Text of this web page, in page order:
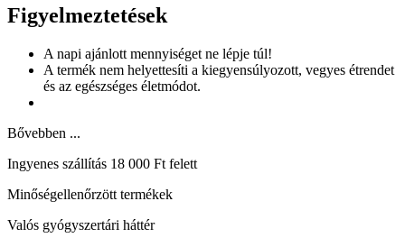
Figyelmeztetések
A napi ajánlott mennyiséget ne lépje túl!
A termék nem helyettesíti a kiegyensúlyozott, vegyes étrendet
és az egészséges életmódot.
Bővebben ...
Ingyenes szállítás 18 000 Ft felett
Minőségellenőrzött termékek
Valós gyógyszertári háttér